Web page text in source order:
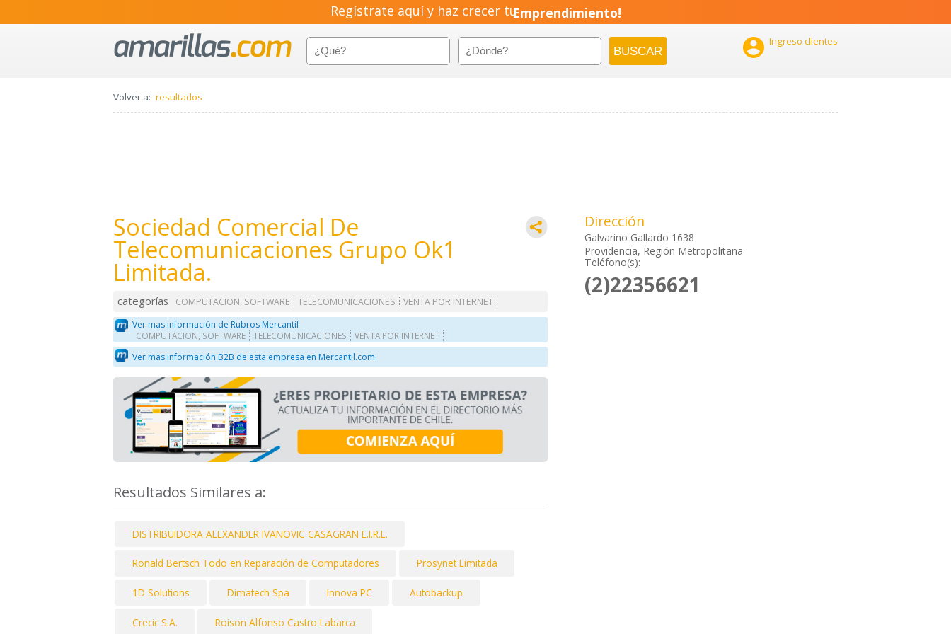
Regístrate aquí y haz crecer tuEmprendimiento!
 Ingreso clientes
Volver a: resultados
Sociedad Comercial De
Telecomunicaciones Grupo Ok1
Limitada.
categorías COMPUTACION, SOFTWARE TELECOMUNICACIONES
VENTA POR INTERNET
Ver mas información de Rubros Mercantil
COMPUTACION, SOFTWARE TELECOMUNICACIONES VENTA POR INTERNET
Ver mas información B2B de esta empresa en Mercantil.com
Resultados Similares a:
DISTRIBUIDORA ALEXANDER IVANOVIC CASAGRAN E.I.R.L.
Ronald Bertsch Todo en Reparación de Computadores Prosynet Limitada
1D Solutions Dimatech Spa Innova PC Autobackup
Crecic S.A. Roison Alfonso Castro Labarca
Dirección
Galvarino Gallardo 1638
Providencia, Región Metropolitana
Teléfono(s):
(2)22356621